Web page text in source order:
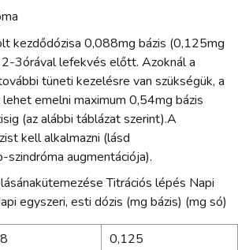
kezdődózisa 0,088mg bázis (0,125mg
3órával lefekvés előtt. Azoknál a
tüneti kezelésre van szükségük, a
emelni maximum 0,54mg bázis
(az alábbi táblázat szerint).A
kell alkalmazni (lásd
augmentációja).
Titrációs lépés Napi
egyszeri, esti dózis (mg bázis) (mg só)
0,125